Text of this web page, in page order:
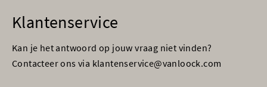
Klantenservice
Kan je het antwoord op jouw vraag niet vinden?
Contacteer ons via klantenservice@vanloock.com